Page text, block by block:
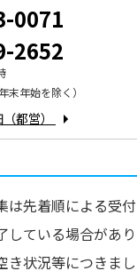
0071
2652
末年始を除く）
都営）
は先着順による受
している場合があ
き状況等につきま